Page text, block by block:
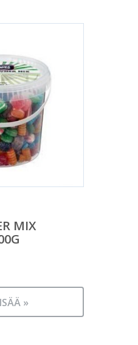
MIX
»